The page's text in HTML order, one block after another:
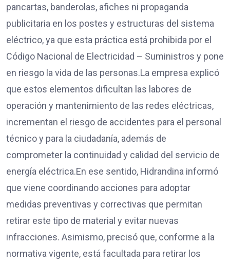
pancartas, banderolas, afiches ni propaganda
publicitaria en los postes y estructuras del sistema
eléctrico, ya que esta práctica está prohibida por el
Código Nacional de Electricidad – Suministros y pone
en riesgo la vida de las personas.La empresa explicó
que estos elementos dificultan las labores de
operación y mantenimiento de las redes eléctricas,
incrementan el riesgo de accidentes para el personal
técnico y para la ciudadanía, además de
comprometer la continuidad y calidad del servicio de
energía eléctrica.En ese sentido, Hidrandina informó
que viene coordinando acciones para adoptar
medidas preventivas y correctivas que permitan
retirar este tipo de material y evitar nuevas
infracciones. Asimismo, precisó que, conforme a la
normativa vigente, está facultada para retirar los